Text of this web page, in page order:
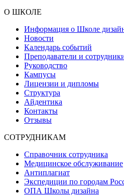
О ШКОЛЕ
Информация о Школе
Новости
Календарь событий
Преподаватели и
Руководство
Кампусы
Лицензии и дипломы
Структура
Айдентика
Контакты
Отзывы
СОТРУДНИКАМ
Справочник сотрудника
Медицинское обслуживание
Антиплагиат
Экспедиции по городам
ОПА Школы дизайна